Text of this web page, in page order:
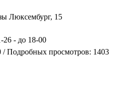
Люксембург, 15
26 - до 18-00
/ Подробных просмотров: 1403